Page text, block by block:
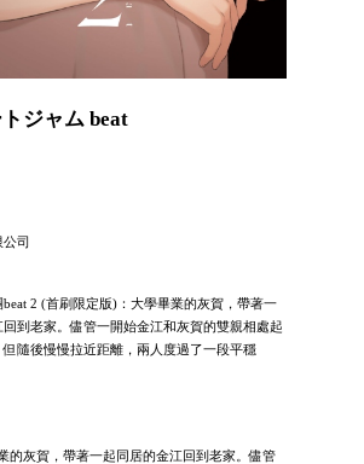
ジャム beat
司
2 (首刷限定版)：大學畢業的灰賀，帶著一
到老家。儘管一開始金江和灰賀的雙親相處起
隨後慢慢拉近距離，兩人度過了一段平穩
的灰賀，帶著一起同居的金江回到老家。儘管